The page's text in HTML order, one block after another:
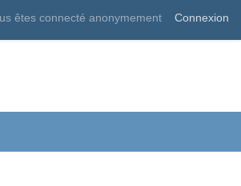
la saisie de recherche
êtes connecté anonymement Connexion